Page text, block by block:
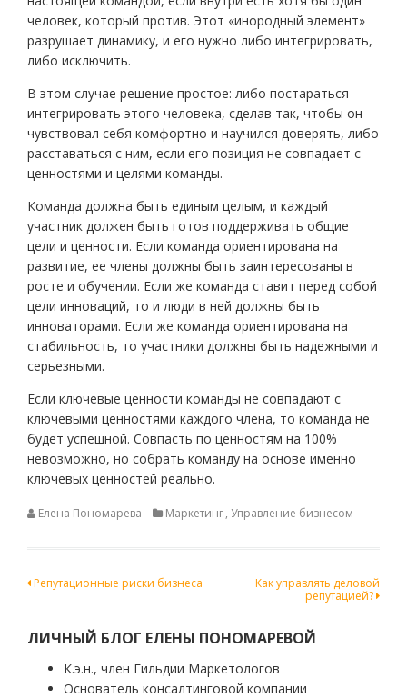
человек, который против. Этот «инородный элемент»
разрушает динамику, и его нужно либо интегрировать,
либо исключить.
В этом случае решение простое: либо постараться
интегрировать этого человека, сделав так, чтобы он
чувствовал себя комфортно и научился доверять, либо
расставаться с ним, если его позиция не совпадает с
ценностями и целями команды.
Команда должна быть единым целым, и каждый
участник должен быть готов поддерживать общие
цели и ценности. Если команда ориентирована на
развитие, ее члены должны быть заинтересованы в
росте и обучении. Если же команда ставит перед собой
цели инноваций, то и люди в ней должны быть
инноваторами. Если же команда ориентирована на
стабильность, то участники должны быть надежными и
серьезными.
Если ключевые ценности команды не совпадают с
ключевыми ценностями каждого члена, то команда не
будет успешной. Совпасть по ценностям на 100%
невозможно, но собрать команду на основе именно
ключевых ценностей реально.
Елена Пономарева Маркетинг, Управление бизнесом
Навигация
записям
Репутационные риски бизнеса
Как управлять деловой
репутацией?
ЛИЧНЫЙ БЛОГ ЕЛЕНЫ ПОНОМАРЕВОЙ
К.э.н., член Гильдии Маркетологов
Основатель консалтинговой компании